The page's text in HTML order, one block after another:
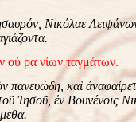
Νικόλαε
οὐ ρα νίων ταγμάτων.
πανευώδη καὶ
Ἰησοῦ, ἐν Βουνένοις
.